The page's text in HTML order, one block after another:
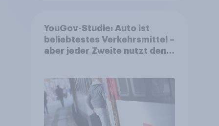
YouGov-Studie: Auto ist
beliebtestes Verkehrsmittel –
aber jeder Zweite nutzt den